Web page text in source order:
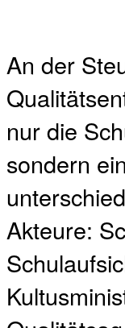
An der
nur die
sondern
Akteure: